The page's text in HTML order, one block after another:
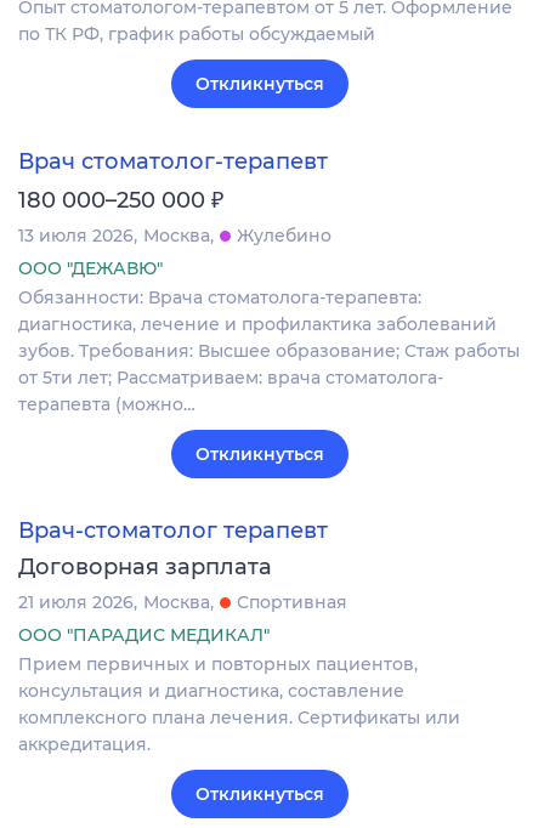
Опыт стоматологом-терапевтом от 5 лет. Оформление
по ТК РФ, график работы обсуждаемый
Откликнуться
Врач стоматолог-терапевт
180 000–250 000 ₽
13 июля 2026 Москва
Жулебино
ООО "ДЕЖАВЮ"
Обязанности: Врача стоматолога-терапевта:
диагностика, лечение и профилактика заболеваний
зубов. Требования: Высшее образование; Стаж работы
от 5ти лет; Рассматриваем: врача стоматолога-
терапевта (можно…
Откликнуться
Врач-стоматолог терапевт
Договорная зарплата
21 июля 2026 Москва
Спортивная
ООО "ПАРАДИС МЕДИКАЛ"
Прием первичных и повторных пациентов,
консультация и диагностика, составление
комплексного плана лечения. Сертификаты или
аккредитация.
Откликнуться